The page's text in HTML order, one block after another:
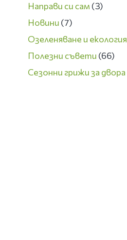
Направи си сам (3)
Новини (7)
Озеленяване и екология
Полезни съвети (66)
Сезонни грижи за двора